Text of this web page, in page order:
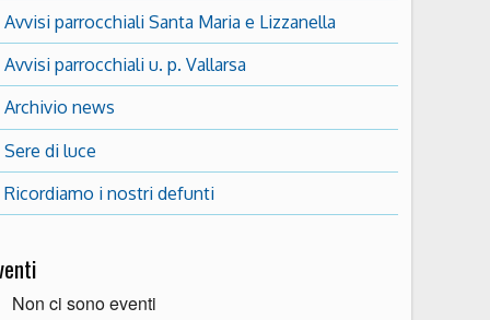
Avvisi parrocchiali Santa Maria e Lizzanella
Avvisi parrocchiali u. p. Vallarsa
Archivio news
Sere di luce
Ricordiamo i nostri defunti
Non ci sono eventi